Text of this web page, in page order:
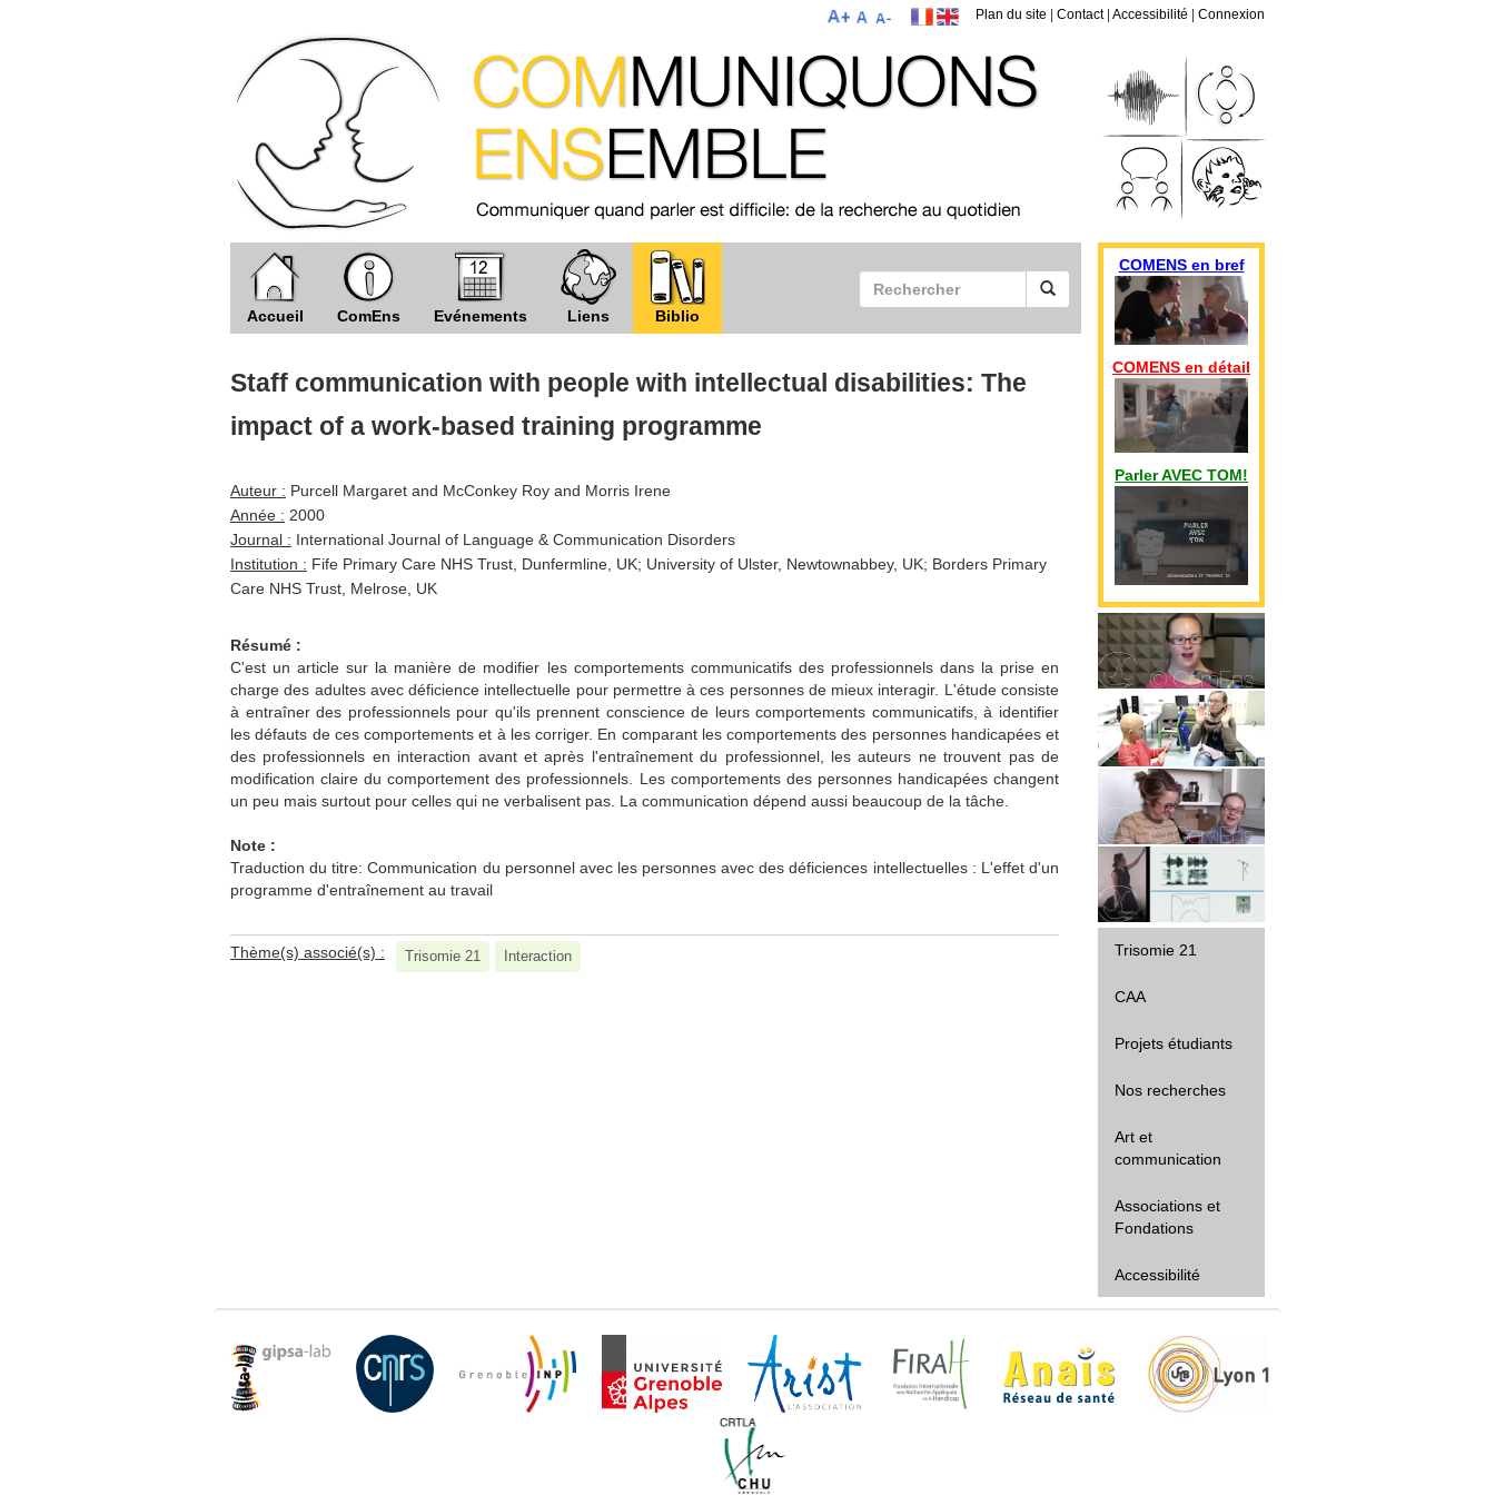
Plan du site Contact Accessibilité Connexion
Accueil ComEns Evénements Liens Biblio
Staff communication with people with intellectual disabilities: The
impact of a work-based training programme
Auteur : Purcell Margaret and McConkey Roy and Morris Irene
Année : 2000
Journal : International Journal of Language & Communication Disorders
Institution : Fife Primary Care NHS Trust, Dunfermline, UK; University of Ulster, Newtownabbey, UK; Borders Primary
Care NHS Trust, Melrose, UK
Résumé :
C'est un article sur la manière de modifier les comportements communicatifs des professionnels dans la prise en
charge des adultes avec déficience intellectuelle pour permettre à ces personnes de mieux interagir. L'étude consiste
à entraîner des professionnels pour qu'ils prennent conscience de leurs comportements communicatifs, à identifier
les défauts de ces comportements et à les corriger. En comparant les comportements des personnes handicapées et
des professionnels en interaction avant et après l'entraînement du professionnel, les auteurs ne trouvent pas de
modification claire du comportement des professionnels. Les comportements des personnes handicapées changent
un peu mais surtout pour celles qui ne verbalisent pas. La communication dépend aussi beaucoup de la tâche.
Note :
Traduction du titre: Communication du personnel avec les personnes avec des déficiences intellectuelles : L'effet d'un
programme d'entraînement au travail
Thème(s) associé(s) : Trisomie 21 Interaction
COMENS en bref
COMENS en détail
Parler AVEC TOM!
Parole
Gestualité
Interaction
Diffusion
Trisomie 21
CAA
Projets étudiants
Nos recherches
Art et
communication
Associations et
Fondations
Accessibilité